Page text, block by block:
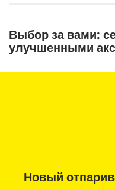
д
ы
и
0
Выбор за вами:
улучшенными
Новый